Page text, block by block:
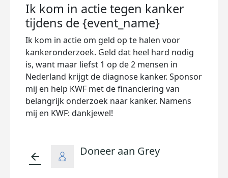
Ik kom in actie tegen kanker
tijdens de {event_name}
Ik kom in actie om geld op te halen voor
kankeronderzoek. Geld dat heel hard nodig
is, want maar liefst 1 op de 2 mensen in
Nederland krijgt de diagnose kanker. Sponsor
mij en help KWF met de financiering van
belangrijk onderzoek naar kanker. Namens
mij en KWF: dankjewel!
arrow_back Doneer aan Grey